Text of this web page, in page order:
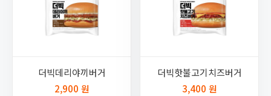
더빅데리야끼버거
2,900 원
더빅핫불고기치즈버거
3,400 원